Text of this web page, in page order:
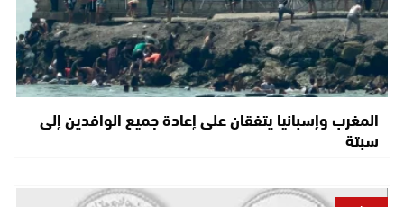
المغرب وإسبانيا يتفقان على إعادة جميع الوافدين إلى
سبتة